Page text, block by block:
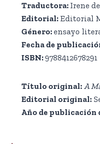
Traductora: Irene
Editorial: Editorial
Género:ensayo
Fecha de
ISBN:9788412678291
Título original: A
Editorial original:
Año de publicación